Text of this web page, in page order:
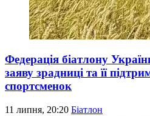
Федерація біатлону
заяву зрадниці та її
спортсменок
11 липня, 20:20 Біатлон